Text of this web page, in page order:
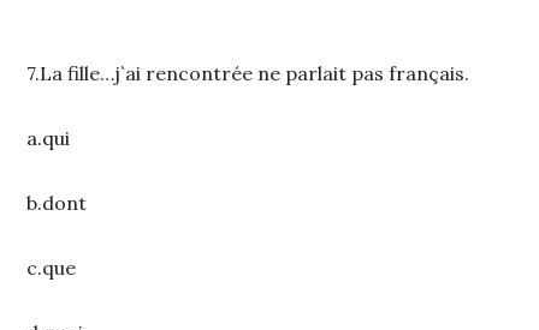
7.La fille…j`ai rencontrée ne parlait pas français.
a.qui
b.dont
c.que